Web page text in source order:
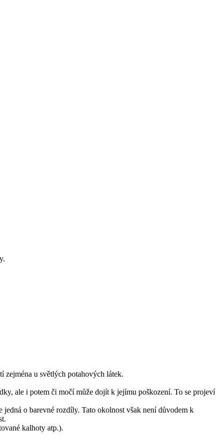
zejména u světlých potahových látek.
ale i potem či močí může dojít k jejímu poškození. To se projeví
o barevné rozdíly. Tato okolnost však není důvodem k
kalhoty atp.).